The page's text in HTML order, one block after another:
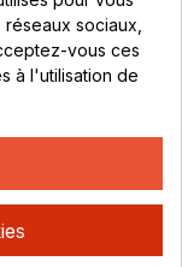
vous
sociaux,
vous ces
à l'utilisation de